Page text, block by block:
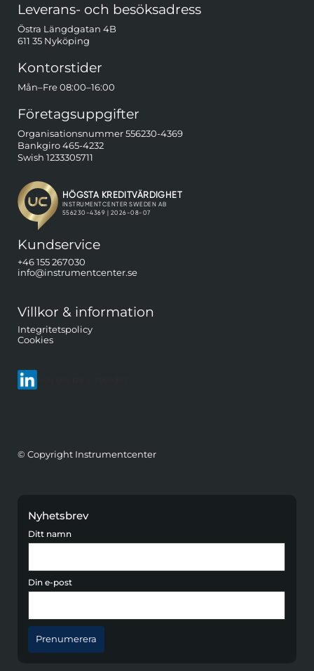
Leverans- och besöksadress
Östra Längdgatan 4B
611 35 Nyköping
Kontorstider
Mån–Fre 08:00–16:00
Företagsuppgifter
Organisationsnummer 556230-4369
Bankgiro 465-4232
Swish 1233305711
Kundservice
+46 155 267030
info@instrumentcenter.se
Villkor & information
Integritetspolicy
Cookies
© Copyright Instrumentcenter
Nyhetsbrev
Ditt namn
Din e-post